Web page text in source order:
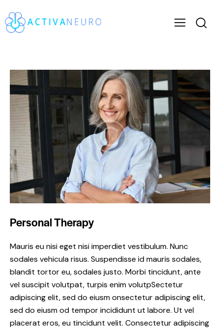
Personal Therapy
Mauris eu nisi eget nisi imperdiet vestibulum. Nunc
sodales vehicula risus. Suspendisse id mauris sodales,
blandit tortor eu, sodales justo. Morbi tincidunt, ante
vel suscipit volutpat, turpis enim volutpSectetur
adipiscing elit, sed do eiusm onsectetur adipiscing elit,
sed do eiusm od tempor incididunt ut labore. Ut vel
placerat eros, eu tincidunt velit. Consectetur adipiscing